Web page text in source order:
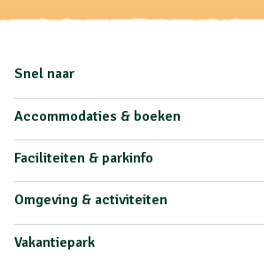
Snel naar
Accommodaties & boeken
Faciliteiten & parkinfo
Omgeving & activiteiten
Vakantiepark